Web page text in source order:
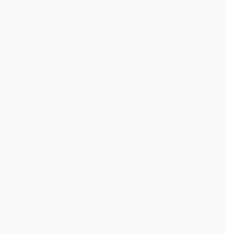
0 pela 22ª